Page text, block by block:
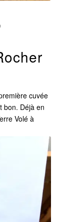
cuvée
bon. Déjà en
Volé à